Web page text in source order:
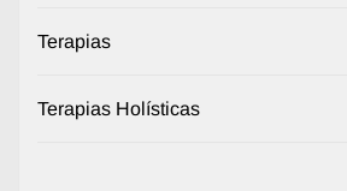
Terapias
Terapias Holísticas